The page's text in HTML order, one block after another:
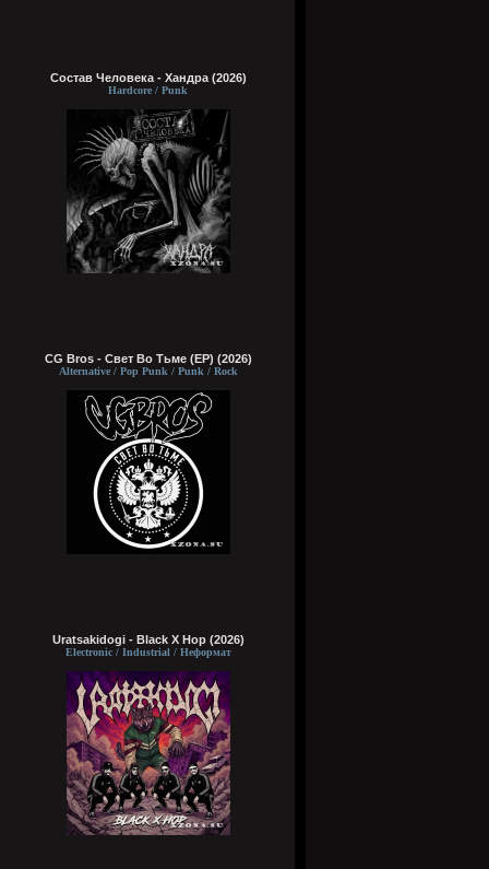
Состав Человека - Хандра (2026)
Hardcore / Punk
CG Bros - Свет Во Тьме (EP) (2026)
Alternative / Pop Punk / Punk / Rock
Uratsakidogi - Black X Hop (2026)
Electronic / Industrial / Неформат